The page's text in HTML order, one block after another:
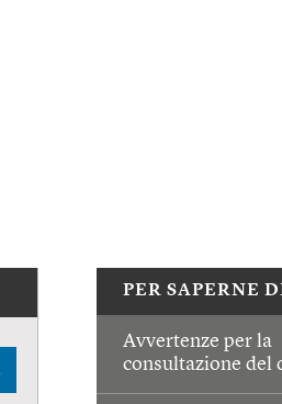
PER SAPERNE
Avvertenze per la
consultazione del